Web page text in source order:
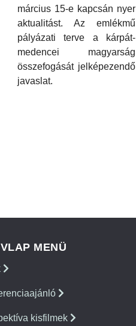
március 15-e kapcsán nyer
aktualitást. Az emlékmű
pályázati terve a kárpát-
medencei magyarság
összefogását jelképezendő
javaslat.
MENÜ
kisfilmek